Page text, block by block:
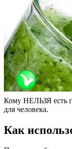
Кому НЕЛЬЗЯ есть
для человека.
Как